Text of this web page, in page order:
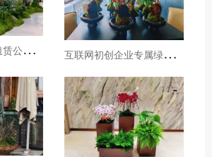
西
安未央区绿植租赁公司推荐，西安千百卉打造未央区甲级写字楼专属绿植景观 互
联网初创企业专属绿植租摆，西安办公室绿植租赁源头厂家